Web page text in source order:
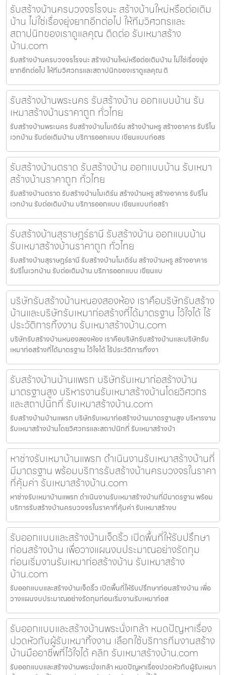
รับสร้างบ้านครบวงจรโรจนะ สร้างบ้านใหม่หรือต่อเติม
บ้าน ไม่ใช่เรื่องยุ่งยากอีกต่อไป ให้ทีมวิศวกรและ
สถาปนิกของเราดูแลคุณ ติดต่อ รับเหมาสร้าง
บ้าน.com
รับสร้างบ้านครบวงจรโรจนะ สร้างบ้านใหม่หรือต่อเติมบ้าน ไม่ใช่เรื่องยุ่ง
ยากอีกต่อไป ให้ทีมวิศวกรและสถาปนิกของเราดูแลคุณ ติ
รับสร้างบ้านพระนคร รับสร้างบ้าน ออกแบบบ้าน รับ
เหมาสร้างบ้านราคาถูก ทั่วไทย
รับสร้างบ้านพระนคร รับสร้างบ้านโมเดิร์น สร้างบ้านหรู สร้างอาคาร รับรีโน
เวทบ้าน รับต่อเติมบ้าน บริการออกแบบ เขียนแบบก่อสร
รับสร้างบ้านตราด รับสร้างบ้าน ออกแบบบ้าน รับเหมา
สร้างบ้านราคาถูก ทั่วไทย
รับสร้างบ้านตราด รับสร้างบ้านโมเดิร์น สร้างบ้านหรู สร้างอาคาร รับรีโน
เวทบ้าน รับต่อเติมบ้าน บริการออกแบบ เขียนแบบก่อสร้า
รับสร้างบ้านสุราษฎร์ธานี รับสร้างบ้าน ออกแบบบ้าน
รับเหมาสร้างบ้านราคาถูก ทั่วไทย
รับสร้างบ้านสุราษฎร์ธานี รับสร้างบ้านโมเดิร์น สร้างบ้านหรู สร้างอาคาร
รับรีโนเวทบ้าน รับต่อเติมบ้าน บริการออกแบบ เขียนแบ
บริษัทรับสร้างบ้านหนองสองห้อง เราคือบริษัทรับสร้าง
บ้านและบริษัทรับเหมาก่อสร้างที่ได้มาตรฐาน ไว้ใจได้ ไร้
ประวัติการทิ้งงาน รับเหมาสร้างบ้าน.com
บริษัทรับสร้างบ้านหนองสองห้อง เราคือบริษัทรับสร้างบ้านและบริษัทรับ
เหมาก่อสร้างที่ได้มาตรฐาน ไว้ใจได้ ไร้ประวัติการทิ้งงา
รับสร้างบ้านบ้านแพรก บริษัทรับเหมาก่อสร้างบ้าน
มาตรฐานสูง บริหารงานรับเหมาสร้างบ้านโดยวิศวกร
และสถาปนิกที่ รับเหมาสร้างบ้าน.com
รับสร้างบ้านบ้านแพรก บริษัทรับเหมาก่อสร้างบ้านมาตรฐานสูง บริหารงาน
รับเหมาสร้างบ้านโดยวิศวกรและสถาปนิกที่ รับเหมาสร้างบ้า
หาช่างรับเหมาบ้านแพรก ดำเนินงานรับเหมาสร้างบ้านที่
มีมาตรฐาน พร้อมบริการรับสร้างบ้านครบวงจรในราคา
ที่คุ้มค่า รับเหมาสร้างบ้าน.com
หาช่างรับเหมาบ้านแพรก ดำเนินงานรับเหมาสร้างบ้านที่มีมาตรฐาน พร้อม
บริการรับสร้างบ้านครบวงจรในราคาที่คุ้มค่า รับเหมาสร้างบ
รับออกแบบและสร้างบ้านเจ็ดริ้ว เปิดพื้นที่ให้รับปรึกษา
ก่อนสร้างบ้าน เพื่อวางแผนงบประมาณอย่างรัดกุม
ก่อนเริ่มงานรับเหมาก่อสร้างบ้าน รับเหมาสร้าง
บ้าน.com
รับออกแบบและสร้างบ้านเจ็ดริ้ว เปิดพื้นที่ให้รับปรึกษาก่อนสร้างบ้าน เพื่อ
วางแผนงบประมาณอย่างรัดกุมก่อนเริ่มงานรับเหมาก่อส
รับออกแบบและสร้างบ้านพระนั่งเกล้า หมดปัญหาเรื่อง
ปวดหัวกับผู้รับเหมาทิ้งงาน เลือกใช้บริการทีมงานสร้าง
บ้านมืออาชีพที่ไว้ใจได้ คลิก รับเหมาสร้างบ้าน.com
รับออกแบบและสร้างบ้านพระนั่งเกล้า หมดปัญหาเรื่องปวดหัวกับผู้รับเหมา